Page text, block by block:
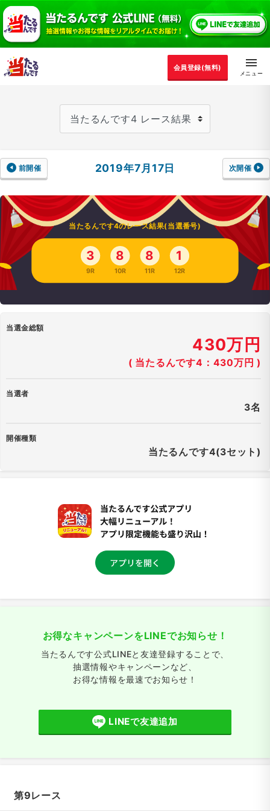
会員登録(無料)
前開催 2019年7月17日 次開催
当たるんです4のレース結果(当選番号)
3
9R
8
10R
8
11R
1
12R
当選金総額
430万円
( 当たるんです4：430万円 )
当選者
3名
開催種類
当たるんです4(3セット)
お得なキャンペーンをLINEでお知らせ！
当たるんです公式LINEと友達登録することで、
抽選情報やキャンペーンなど、
お得な情報を最速でお知らせ！
LINEで友達追加
第9レース